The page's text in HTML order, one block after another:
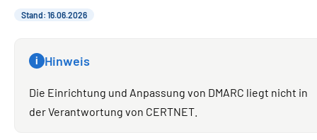
Stand: 16.06.2026
i Hinweis
Die Einrichtung und Anpassung von DMARC liegt nicht in
der Verantwortung von CERTNET.